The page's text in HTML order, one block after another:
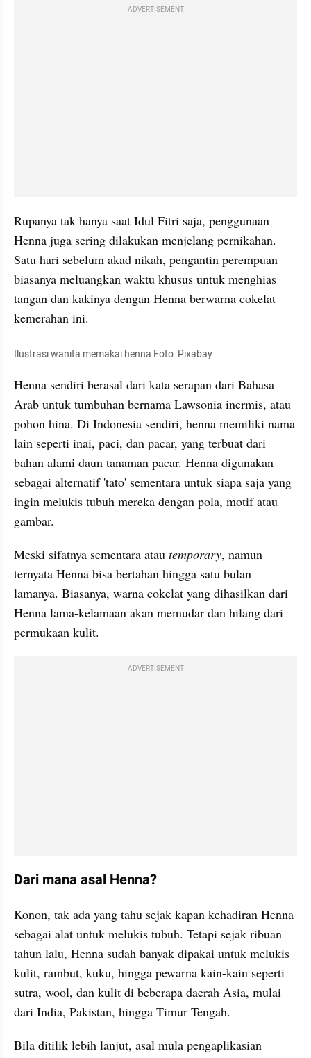
ADVERTISEMENT
Rupanya tak hanya saat Idul Fitri saja, penggunaan
Henna juga sering dilakukan menjelang pernikahan.
Satu hari sebelum akad nikah, pengantin perempuan
biasanya meluangkan waktu khusus untuk menghias
tangan dan kakinya dengan Henna berwarna cokelat
kemerahan ini.
Ilustrasi wanita memakai henna Foto: Pixabay
Henna sendiri berasal dari kata serapan dari Bahasa
Arab untuk tumbuhan bernama Lawsonia inermis, atau
pohon hina. Di Indonesia sendiri, henna memiliki nama
lain seperti inai, paci, dan pacar, yang terbuat dari
bahan alami daun tanaman pacar. Henna digunakan
sebagai alternatif 'tato' sementara untuk siapa saja yang
ingin melukis tubuh mereka dengan pola, motif atau
gambar.
Meski sifatnya sementara atau temporary, namun
ternyata Henna bisa bertahan hingga satu bulan
lamanya. Biasanya, warna cokelat yang dihasilkan dari
Henna lama-kelamaan akan memudar dan hilang dari
permukaan kulit.
ADVERTISEMENT
Dari mana asal Henna?
Konon, tak ada yang tahu sejak kapan kehadiran Henna
sebagai alat untuk melukis tubuh. Tetapi sejak ribuan
tahun lalu, Henna sudah banyak dipakai untuk melukis
kulit, rambut, kuku, hingga pewarna kain-kain seperti
sutra, wool, dan kulit di beberapa daerah Asia, mulai
dari India, Pakistan, hingga Timur Tengah.
Bila ditilik lebih lanjut, asal mula pengaplikasian